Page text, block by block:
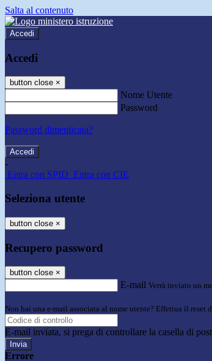
Salta al contenuto
Accedi
Accedi
button close ×
Nome Utente
Password
Password dimenticata?
-
Entra con SPID Entra con CIE
Seleziona utente
button close ×
Recupero password
button close ×
E-mail Verrà inviato un
Non hai una e-mail associata al nome utente? Effettua il reset
E-mail inviata, si prega di controllare la casella di
Errore